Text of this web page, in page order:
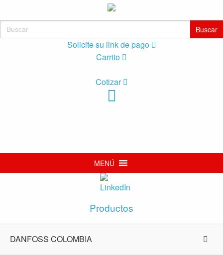
Buscar:
Solicite su link de pago
Carrito
Cotizar
MENÚ
Productos
DANFOSS COLOMBIA